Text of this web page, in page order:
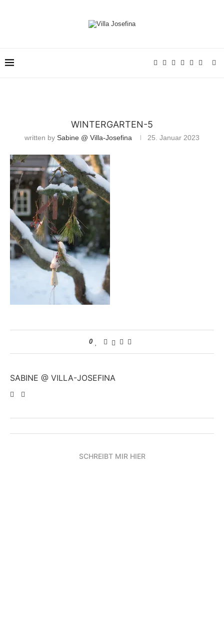
WINTERGARTEN-5
written by Sabine @ Villa-Josefina 25. Januar 2023
0
SABINE @ VILLA-JOSEFINA
SCHREIBT MIR HIER